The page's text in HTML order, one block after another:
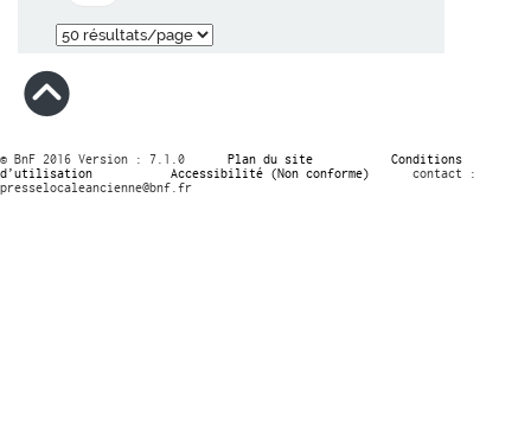
© BnF 2016 Version : 7.1.0 Plan du site
Conditions
d’utilisation
Accessibilité (Non conforme)
contact :
presselocaleancienne@bnf.fr